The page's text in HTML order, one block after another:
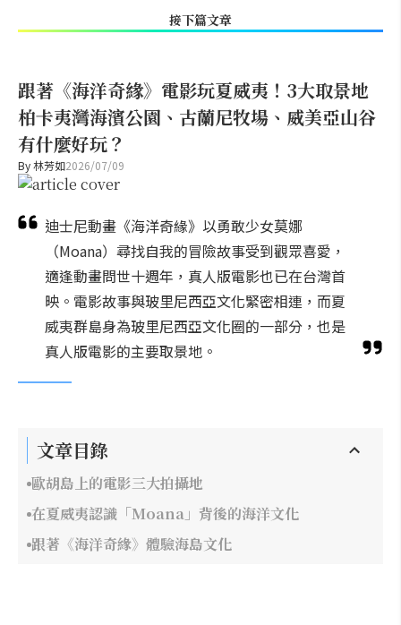
接下篇文章
跟著《海洋奇緣》電影玩夏威夷！3大取景地
柏卡夷灣海濱公園、古蘭尼牧場、威美亞山谷
有什麼好玩？
By林芳如2026/07/09
迪士尼動畫《海洋奇緣》以勇敢少女莫娜
（Moana）尋找自我的冒險故事受到觀眾喜愛，
適逢動畫問世十週年，真人版電影也已在台灣首
映。電影故事與玻里尼西亞文化緊密相連，而夏
威夷群島身為玻里尼西亞文化圈的一部分，也是
真人版電影的主要取景地。
文章目錄
歐胡島上的電影三大拍攝地
在夏威夷認識「Moana」背後的海洋文化
跟著《海洋奇緣》體驗海島文化